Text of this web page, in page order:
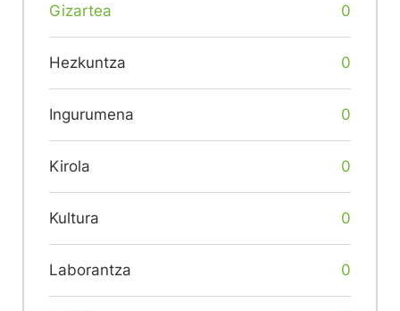
Gizartea 0
Hezkuntza 0
Ingurumena 0
Kirola 0
Kultura 0
Laborantza 0